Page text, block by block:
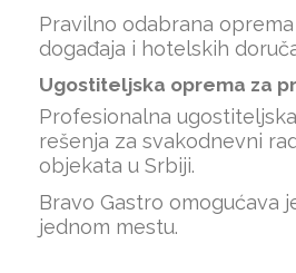
Pravilno odabrana
događaja i hotelskih
Ugostiteljska oprema za
Profesionalna
rešenja za svakodnevni
objekata u Srbiji.
Bravo Gastro omogućava
jednom mestu.